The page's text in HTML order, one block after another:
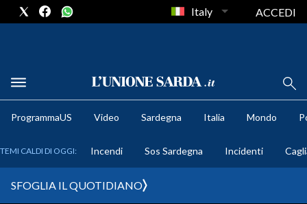
METEO
Italy ACCEDI
ProgrammaUS Video Sardegna Italia Mondo
TEMI CALDI DI OGGI: Incendi Sos Sardegna Incidenti
SFOGLIA IL QUOTIDIANO